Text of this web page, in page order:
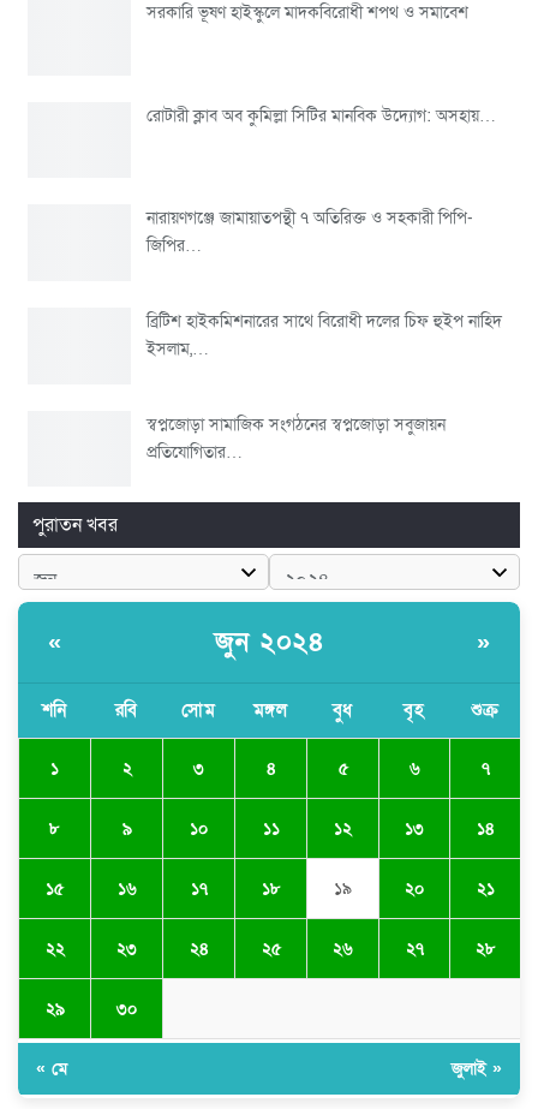
সরকারি ভূষণ হাইস্কুলে মাদকবিরোধী শপথ ও সমাবেশ
রোটারী ক্লাব অব কুমিল্লা সিটির মানবিক উদ্যোগ: অসহায়…
নারায়ণগঞ্জে জামায়াতপন্থী ৭ অতিরিক্ত ও সহকারী পিপি-
জিপির…
ব্রিটিশ হাইকমিশনারের সাথে বিরোধী দলের চিফ হুইপ নাহিদ
ইসলাম,…
স্বপ্নজোড়া সামাজিক সংগঠনের স্বপ্নজোড়া সবুজায়ন
প্রতিযোগিতার…
পুরাতন খবর
« জুন ২০২৪ »
শনি রবি সোম মঙ্গল বুধ বৃহ শুক্র
১ ২ ৩ ৪ ৫ ৬ ৭
৮ ৯ ১০ ১১ ১২ ১৩ ১৪
১৫ ১৬ ১৭ ১৮ ১৯ ২০ ২১
২২ ২৩ ২৪ ২৫ ২৬ ২৭ ২৮
২৯ ৩০
« মে জুলাই »